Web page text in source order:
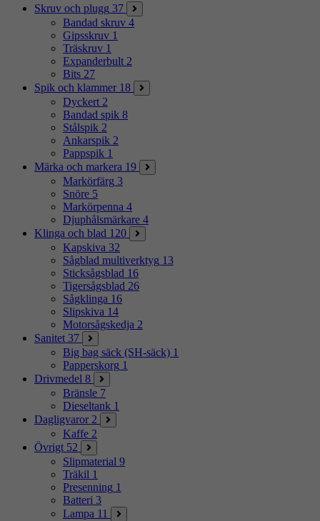
Skruv och plugg 37
Bandad skruv 4
Gipsskruv 1
Träskruv 1
Expanderbult 2
Bits 27
Spik och klammer 18
Dyckert 2
Bandad spik 8
Stålspik 2
Ankarspik 2
Pappspik 1
Märka och markera 19
Markörfärg 3
Snöre 5
Markörpenna 4
Djuphålsmärkare 4
Klinga och blad 120
Kapskiva 32
Sågblad multiverktyg 13
Sticksågsblad 16
Tigersågsblad 26
Sågklinga 16
Slipskiva 14
Motorsågskedja 2
Sanitet 37
Big bag säck (SH-säck) 1
Papperskorg 1
Drivmedel 8
Bränsle 7
Dieseltank 1
Dagligvaror 2
Kaffe 2
Övrigt 52
Slipmaterial 9
Träkil 1
Presenning 1
Batteri 3
Lampa 11